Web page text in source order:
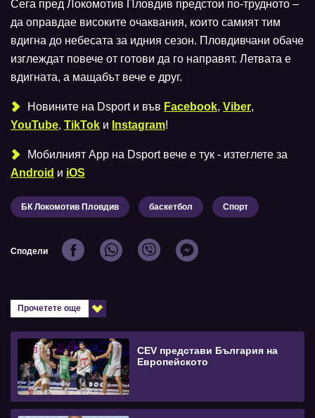
Сега пред Локомотив Пловдив предстои по-трудното –
да оправдае високите очаквания, които самият тим
вдигна до небесата за идния сезон. Пловдивчани обаче
изглеждат повече от готови да го направят. Летвата е
вдигната, а мащабът вече е друг.
Новините на Dsport и във Facebook, Viber,
YouTube, TikTok и Instagram!
Мобилният Аpp на Dsport вече е тук - изтеглете за
Android и iOS
БК Локомотив Пловдив баскетбол Спорт
Сподели
Прочетете още
CEV представи България на
Европейското